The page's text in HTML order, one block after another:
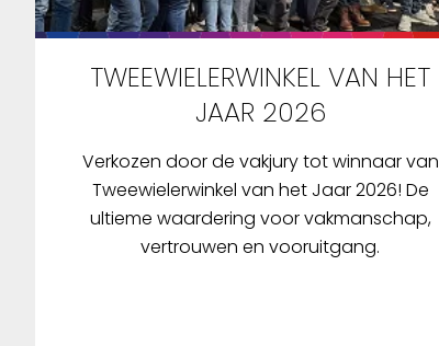
TWEEWIELERWINKEL VAN HET
JAAR 2026
Verkozen door de vakjury tot winnaar van
Tweewielerwinkel van het Jaar 2026! De
ultieme waardering voor vakmanschap,
vertrouwen en vooruitgang.